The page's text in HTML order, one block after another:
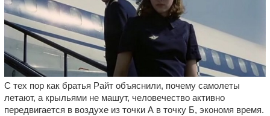
С тех пор как братья Райт объяснили, почему самолеты
летают, а крыльями не машут, человечество активно
передвигается в воздухе из точки А в точку Б, экономя время.